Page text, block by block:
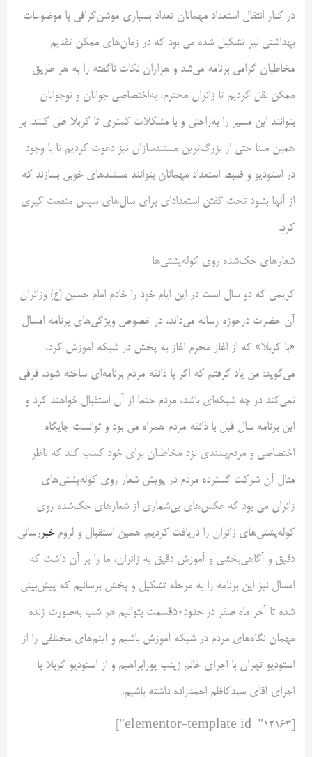
در کنار انتقال استعداد مهمانان تعداد بسیاری موشن‌گرافی با موضوعات
بهداشتی نیز تشکیل شده می بود که در زمان‌های ممکن تقدیم
مخاطبان گرامی برنامه می‌شد و هزاران نکات ناگفته را به هر طریق
ممکن نقل کردیم تا زائران محترم، به‌اختصاصی جوانان و نوجوانان
بتوانند این مسیر را به‌راحتی و با مشکلات کمتری تا کربلا طی کنند. بر
همین مبنا حتی از بزرگ‌ترین مستندسازان نیز دعوت کردیم تا با وجود
در استودیو و ضبط استعداد مهمانان بتوانند مستند‌های خوبی بسازند که
از آنها بشود تحت گفتن استعداد‌ای برای سال‌های سپس منفعت گیری
کرد.
شعار‌های حک‌شده روی کوله‌پشتی‌ها
کریمی که دو سال است در این ایام خود را خادم امام حسین (ع) وزائران
آن حضرت درحوزه رسانه می‌داند، در خصوص ویژگی‌های برنامه امسال
«با کربلا» که از اغاز محرم اغاز به پخش در شبکه آموزش کرد،
می‌گوید: من یاد گرفتم که اگر با ذائقه مردم برنامه‌ای ساخته شود، فرقی
نمی‌کند در چه شبکه‌ای باشد، مردم حتما از آن استقبال خواهند کرد و
این برنامه سال قبل با ذائقه مردم همراه می بود و توانست جایگاه
اختصاصی و مردم‌پسندی نزد مخاطبان برای خود کسب کند که ناظر
مثال آن شرکت گسترده مردم در پویش شعار روی کوله‌پشتی‌های
زائران می بود که عکس‌های بی‌شماری از شعار‌های حک‌شده روی
کوله‌پشتی‌های زائران را دریافت کردیم. همین استقبال و لزوم خبر‌رسانی
دقیق و آگاهی‌بخشی و آموزش دقیق به زائران، ما را بر آن داشت که
امسال نیز این برنامه را به مرحله تشکیل و پخش برسانیم که پیش‌بینی
شده تا آخر ماه صفر در حدود۵۰قسمت بتوانیم هر شب به‌صورت زنده
مهمان نگاه‌های مردم در شبکه آموزش باشیم و آیتم‌های مختلفی را از
استودیو تهران با اجرای خانم زینب پورابراهیم و از استودیو کربلا با
اجرای آقای سیدکاظم احمدزاده داشته باشیم.